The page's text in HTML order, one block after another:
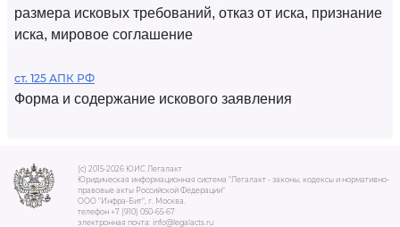
размера исковых требований, отказ от иска, признание
иска, мировое соглашение
ст. 125 АПК РФ
Форма и содержание искового заявления
(c) 2015-2026 ЮИС Легалакт
Юридическая информационная система "Легалакт - законы, кодексы и нормативно-
правовые акты Российской Федерации"
ООО "Инфра-Бит", г. Москва.
телефон +7 (910) 050-65-67
электронная почта: info@legalacts.ru